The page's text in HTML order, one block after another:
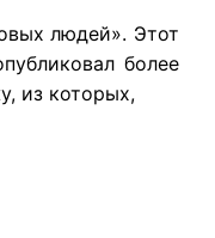
людей». Этот
более
из которых,